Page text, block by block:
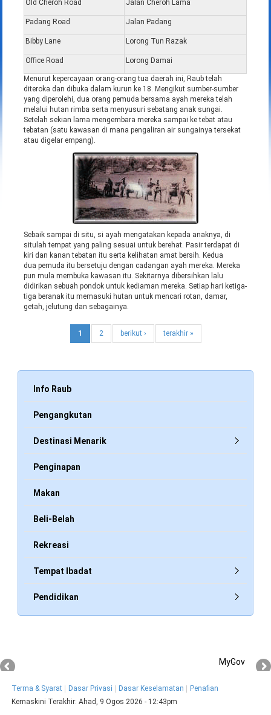
Old Cheroh Road Jalan Cheroh Lama
Padang Road Jalan Padang
Bibby Lane Lorong Tun Razak
Office Road Lorong Damai
Menurut kepercayaan orang-orang tua daerah ini, Raub telah
diteroka dan dibuka dalam kurun ke 18. Mengikut sumber-sumber
yang diperolehi, dua orang pemuda bersama ayah mereka telah
melalui hutan rimba serta menyusuri sebatang anak sungai.
Setelah sekian lama mengembara mereka sampai ke tebat atau
tebatan (satu kawasan di mana pengaliran air sungainya tersekat
atau digelar empang).
Sebaik sampai di situ, si ayah mengatakan kepada anaknya, di
situlah tempat yang paling sesuai untuk berehat. Pasir terdapat di
kiri dan kanan tebatan itu serta kelihatan amat bersih. Kedua
dua pemuda itu bersetuju dengan cadangan ayah mereka. Mereka
pun mula membuka kawasan itu. Sekitarnya dibersihkan lalu
didirikan sebuah pondok untuk kediaman mereka. Setiap hari ketiga-
tiga beranak itu memasuki hutan untuk mencari rotan, damar,
getah, jelutung dan sebagainya.
1 2 berikut › terakhir »
Info Raub
Pengangkutan
Destinasi Menarik
Penginapan
Makan
Beli-Belah
Rekreasi
Tempat Ibadat
Pendidikan
MyGov
Terma & Syarat Dasar Privasi Dasar Keselamatan
Penafian
Kemaskini Terakhir:Ahad, 9 Ogos 2026 - 12:43pm